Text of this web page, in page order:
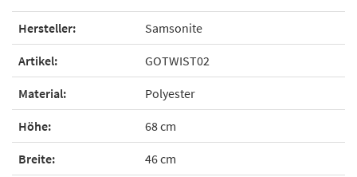
Hersteller: Samsonite
Artikel: GOTWIST02
Material: Polyester
Höhe: 68 cm
Breite: 46 cm